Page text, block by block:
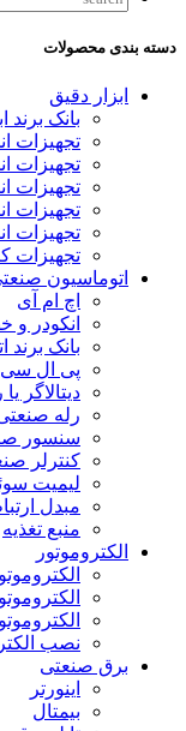
دسته بندی محصولات
ابزار دقیق
بانک برند
تجهیزات
تجهیزات
تجهیزات
تجهیزات
تجهیزات
تجهیزات
اتوماسیون
اچ ام آی
انکودر
بانک
پی ال سی
دیتالاگر
رله
سنسور
کنترلر
لیمیت
مبدل
منبع تغذیه
الکتروموتور
نصب
برق صنعتی
اینورتر
بیمتال